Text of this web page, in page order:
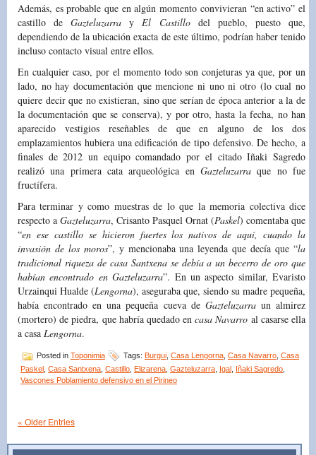
Además, es probable que en algún momento convivieran “en activo” el
castillo deGazteluzarra y El Castillodel pueblo, puesto que,
dependiendo de la ubicación exacta de este último, podrían haber tenido
incluso contacto visual entre ellos.
En cualquier caso, por el momento todo son conjeturas ya que, por un
lado, no hay documentación que mencione ni uno ni otro (lo cual no
quiere decir que no existieran, sino que serían de época anterior a la de
la documentación que se conserva), y por otro, hasta la fecha, no han
aparecido vestigios reseñables de que en alguno de los dos
emplazamientos hubiera una edificación de tipo defensivo. De hecho, a
finales de 2012 un equipo comandado por el citado Iñaki Sagredo
realizó una primera cata arqueológica en Gazteluzarra que no fue
fructífera.
Para terminar y como muestras de lo que la memoria colectiva dice
respecto a Gazteluzarra, Crisanto Pasquel Ornat (Paskel) comentaba que
“en ese castillo se hicieron fuertes los nativos de aquí, cuando la
invasión de los moros”, y mencionaba una leyenda que decía que “la
tradicional riqueza de casa Santxena se debía a un becerro de oro que
habían encontrado en Gazteluzarra”. En un aspecto similar, Evaristo
Urzainqui Hualde (Lengorna), aseguraba que, siendo su madre pequeña,
había encontrado en una pequeña cueva de Gazteluzarraun almirez
(mortero) de piedra, que habría quedado encasa Navarro al casarse ella
a casa Lengorna.
Posted in Toponimia Tags: Burgui Casa Lengorna Casa Navarro Casa
Paskel Casa Santxena Castillo Elizarena Gazteluzarra Igal Iñaki Sagredo
Vascones Poblamiento defensivo en el Pirineo
« Older Entries